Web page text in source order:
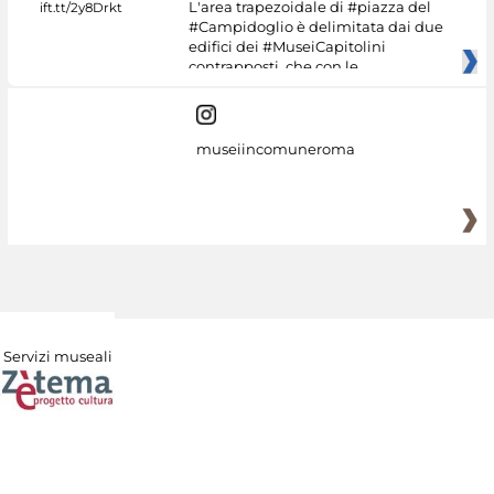
L'area trapezoidale di #piazza del
#Campidoglio è delimitata dai due
edifici dei #MuseiCapitolini
contrapposti, che con le
museiincomuneroma
Servizi museali